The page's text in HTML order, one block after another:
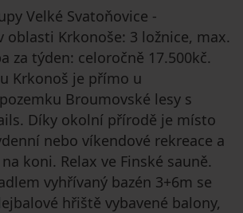
Velké Svatoňovice -
oblasti Krkonoše: 3 ložnice, max.
za týden: celoročně 17.500kč.
Krkonoš je přímo u
Broumovské lesy s
Díky okolní přírodě je místo
nebo víkendové rekreace a
koni. Relax ve Finské sauně.
vyhřívaný bazén 3+6m se
hřiště vybavené balony,